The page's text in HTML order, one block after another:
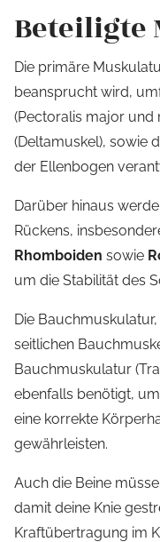
Beteiligte
Die primäre
beansprucht wird,
(Pectoralis major und
(Deltamuskel), sowie
der Ellenbogen
Darüber hinaus
Rückens,
Rhomboiden sowie
um die Stabilität des
Die
seitlichen
Bauchmuskulatur
ebenfalls benötigt,
eine korrekte
gewährleisten.
Auch die Beine
damit deine Knie
Kraftübertragung im